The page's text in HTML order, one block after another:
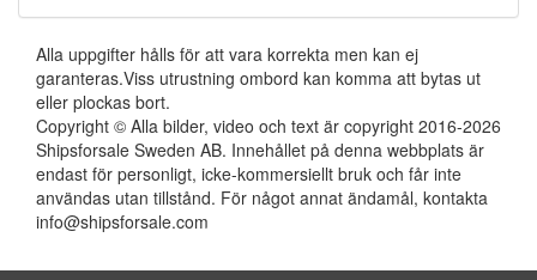
Alla uppgifter hålls för att vara korrekta men kan ej
garanteras.Viss utrustning ombord kan komma att bytas ut
eller plockas bort.
Copyright © Alla bilder, video och text är copyright 2016-2026
Shipsforsale Sweden AB. Innehållet på denna webbplats är
endast för personligt, icke-kommersiellt bruk och får inte
användas utan tillstånd. För något annat ändamål, kontakta
info@shipsforsale.com